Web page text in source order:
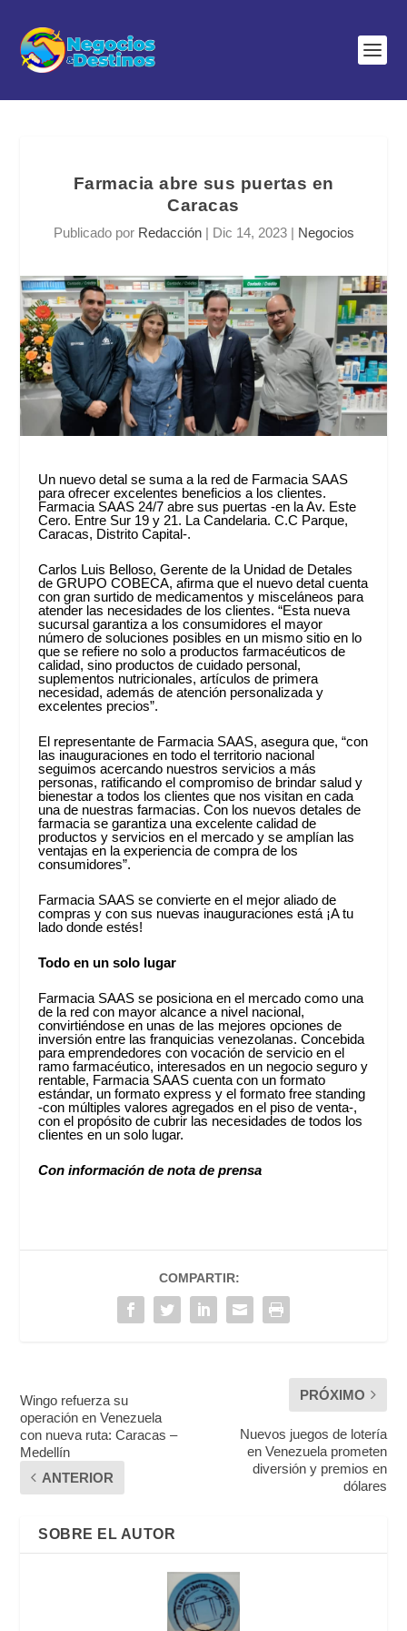
Farmacia abre sus puertas en
Caracas
Publicado por Redacción| Dic 14, 2023| Negocios
Un nuevo detal se suma a la red de Farmacia SAAS
para ofrecer excelentes beneficios a los clientes.
Farmacia SAAS 24/7 abre sus puertas -en la Av. Este
Cero. Entre Sur 19 y 21. La Candelaria. C.C Parque,
Caracas, Distrito Capital-.
Carlos Luis Belloso, Gerente de la Unidad de Detales
de GRUPO COBECA, afirma que el nuevo detal cuenta
con gran surtido de medicamentos y misceláneos para
atender las necesidades de los clientes. “Esta nueva
sucursal garantiza a los consumidores el mayor
número de soluciones posibles en un mismo sitio en lo
que se refiere no solo a productos farmacéuticos de
calidad, sino productos de cuidado personal,
suplementos nutricionales, artículos de primera
necesidad, además de atención personalizada y
excelentes precios”.
El representante de Farmacia SAAS, asegura que, “con
las inauguraciones en todo el territorio nacional
seguimos acercando nuestros servicios a más
personas, ratificando el compromiso de brindar salud y
bienestar a todos los clientes que nos visitan en cada
una de nuestras farmacias. Con los nuevos detales de
farmacia se garantiza una excelente calidad de
productos y servicios en el mercado y se amplían las
ventajas en la experiencia de compra de los
consumidores”.
Farmacia SAAS se convierte en el mejor aliado de
compras y con sus nuevas inauguraciones está ¡A tu
lado donde estés!
Todo en un solo lugar
Farmacia SAAS se posiciona en el mercado como una
de la red con mayor alcance a nivel nacional,
convirtiéndose en unas de las mejores opciones de
inversión entre las franquicias venezolanas. Concebida
para emprendedores con vocación de servicio en el
ramo farmacéutico, interesados en un negocio seguro y
rentable, Farmacia SAAS cuenta con un formato
estándar, un formato express y el formato free standing
-con múltiples valores agregados en el piso de venta-,
con el propósito de cubrir las necesidades de todos los
clientes en un solo lugar.
Con información de nota de prensa
COMPARTIR:
Wingo refuerza su
operación en Venezuela
con nueva ruta: Caracas –
Medellín
ANTERIOR
PRÓXIMO
Nuevos juegos de lotería
en Venezuela prometen
diversión y premios en
dólares
SOBRE EL AUTOR